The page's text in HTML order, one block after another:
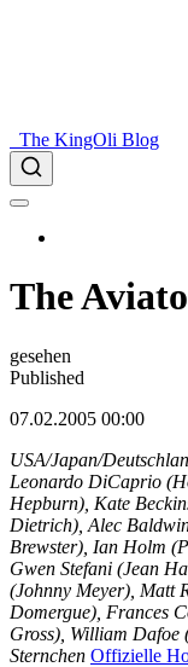
The KingOli Blog
The
gesehen
Published
07.02.2005 00:00
USA/Japan/
Leonardo DiCaprio
Hepburn), Kate
Dietrich), Alec
Brewster), Ian Holm
Gwen Stefani (Jean
(Johnny Meyer), Matt
Domergue), Frances
Gross), William Dafoe
Sternchen Offizielle